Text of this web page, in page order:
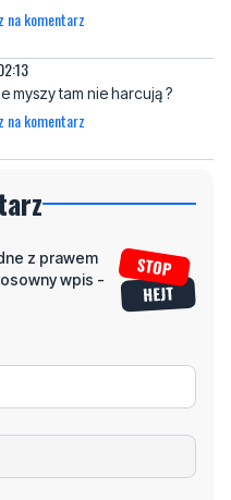
na komentarz
myszy tam nie harcują ?
na komentarz
z prawem
wpis -